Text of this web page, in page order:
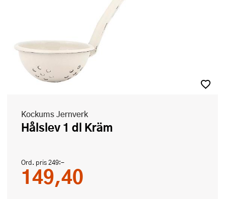
Kockums Jernverk
Hålslev 1 dl Kräm
Ord. pris249:-
149,40